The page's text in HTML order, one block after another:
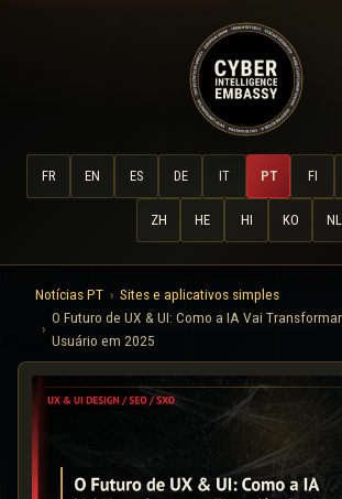
FR EN ES DE IT PT FI
ZH HE HI KO NL
Notícias PT
Sites e aplicativos simples
O Futuro de UX & UI: Como a IA Vai
Usuário em 2025